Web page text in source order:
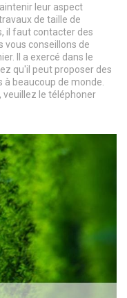
leur aspect
de taille de
il faut contacter des
vous conseillons de
Il a exercé dans le
qu'il peut proposer des
beaucoup de monde.
veuillez le téléphoner